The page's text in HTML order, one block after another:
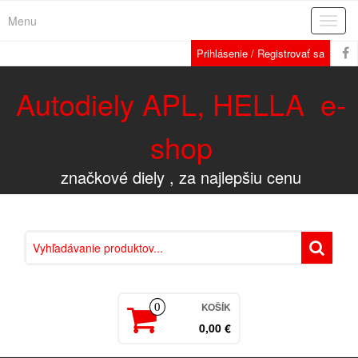
Menu
Prihlásenie / Registrovať sa
Autodiely APL, HELLA e-
shop
značkové diely , za najlepšiu cenu
0 KOŠÍK
0,00 €